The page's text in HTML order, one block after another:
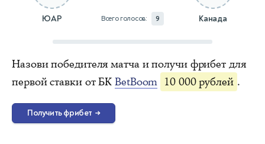
ЮАР Всего голосов: 9 Канада
Назови победителя матча и получи фрибет для
первой ставки от БК BetBoom 10 000 рублей .
Получить фрибет →